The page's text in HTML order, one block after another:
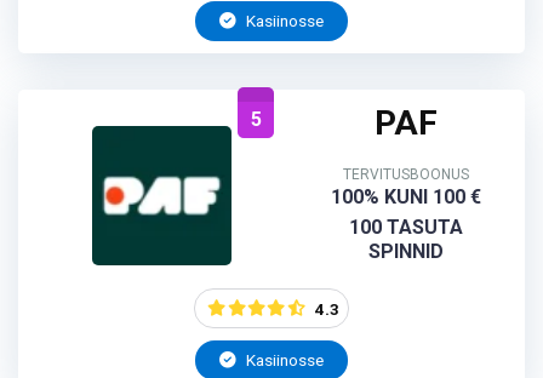
Kasiinosse
5 PAF
TERVITUSBOONUS
100% KUNI 100 €
100 TASUTA
SPINNID
4.3
Kasiinosse